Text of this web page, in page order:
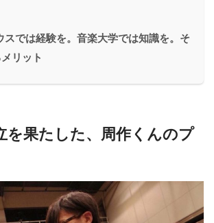
スでは経験を。音楽大学では知識を。そ
リット
果たした、周作くんのプ